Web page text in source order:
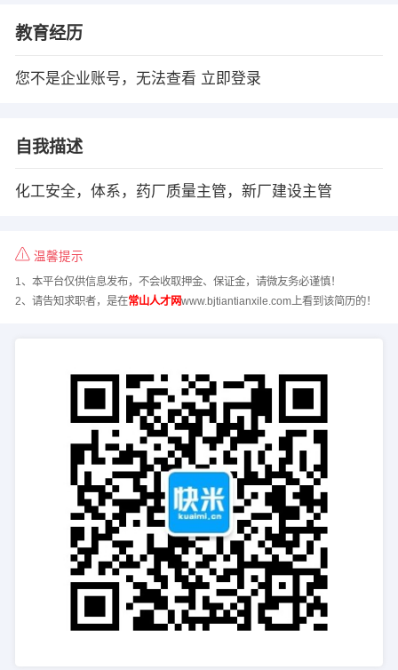
教育经历
您不是企业账号，无法查看 立即登录
自我描述
化工安全，体系，药厂质量主管，新厂建设主管
温馨提示
1、本平台仅供信息发布，不会收取押金、保证金，请微友务必谨慎！
2、请告知求职者，是在常山人才网www.bjtiantianxile.com上看到该简历的！